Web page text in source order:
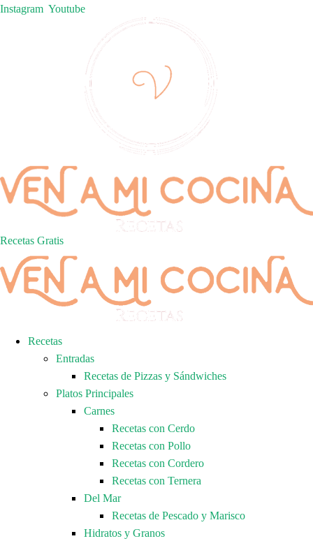
Instagram Youtube
Recetas Gratis
Recetas
Entradas
Recetas de Pizzas y Sándwiches
Platos Principales
Carnes
Recetas con Cerdo
Recetas con Pollo
Recetas con Cordero
Recetas con Ternera
Del Mar
Recetas de Pescado y Marisco
Hidratos y Granos